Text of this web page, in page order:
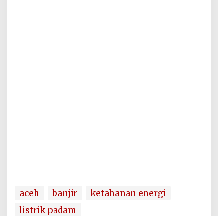
aceh banjir
ketahanan energi
listrik padam